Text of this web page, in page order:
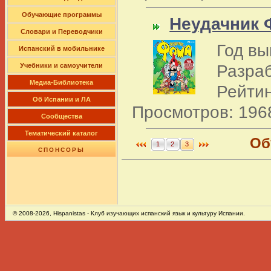
Обучающие программы
Словари и Переводчики
Испанский в мобильнике
Учебники и самоучители
Медиа-Библиотека
Об Испании и ЛА
Сообщества
Тематический каталог
СПОНСОРЫ
Неудачник
Год
Просмотров:
1 2 3
© 2008-2026, Hispanistas - Клуб изучающих испанский язык и культуру Испании.